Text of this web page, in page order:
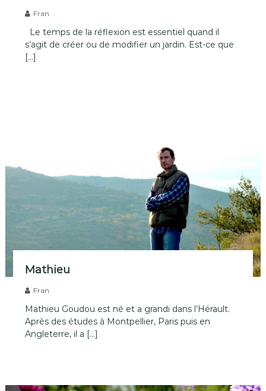
Fran
Le temps de la réflexion est essentiel quand il
s’agit de créer ou de modifier un jardin. Est-ce que
[…]
Mathieu
Fran
Mathieu Goudou est né et a grandi dans l’Hérault.
Après des études à Montpellier, Paris puis en
Angleterre, il a […]